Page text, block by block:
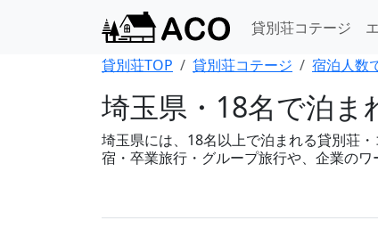
貸別荘コテージ
貸別荘TOP
貸別荘コテージ 宿泊人数
埼玉県・18名で泊ま
埼玉県には、18名以上で泊まれる貸別荘
宿・卒業旅行・グループ旅行や、企業のワ